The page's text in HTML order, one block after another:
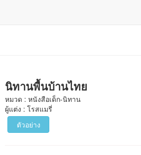
นิทานพื้นบ้านไทย
หมวด : หนังสือเด็ก-นิทาน
ผู้แต่ง : โรสแมรี่
ตัวอย่าง